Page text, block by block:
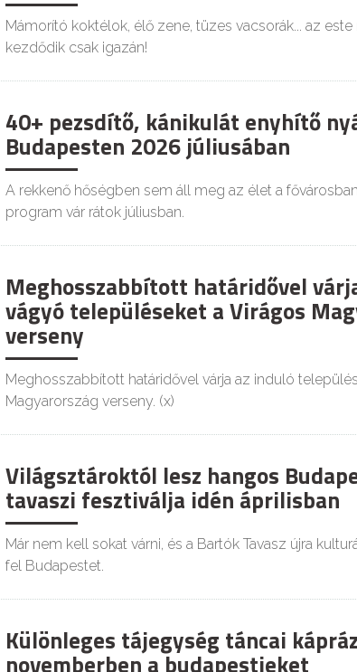
Mámorító koktélok, élő zene, tüzes vacsorák... az
kezdődik csak igazán!
40+ pezsdítő, kánikulát enyhítő
Budapesten 2026 júliusában
A rekkenő hőségben sem áll meg az élet a
program vár rátok júliusban.
Meghosszabbított határidővel
vágyó településeket a Virágos
verseny
Meghosszabbított határidővel várja az induló
Magyarország verseny. (x)
Világsztároktól lesz hangos
tavaszi fesztiválja idén áprilisban
Már nem kell sokat várni, és a Bartók Tavasz újra
fel Budapestet.
Különleges tájegység táncai
novemberben a budapestieket